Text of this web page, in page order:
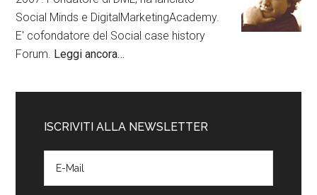
Social Minds e DigitalMarketingAcademy.
E' cofondatore del Social case history
Forum. Leggi ancora…
ISCRIVITI ALLA NEWSLETTER